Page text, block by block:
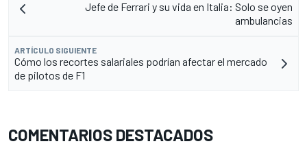
Jefe de Ferrari y su vida en Italia: Solo se oyen
ambulancias
ARTÍCULO SIGUIENTE
Cómo los recortes salariales podrían afectar el mercado
de pilotos de F1
COMENTARIOS DESTACADOS